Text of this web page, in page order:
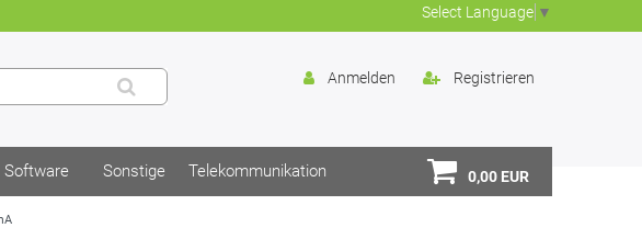
Select Language ▼
Anmelden Registrieren
Software Sonstige Telekommunikation 0,00 EUR